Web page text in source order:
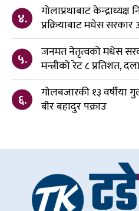
४.
गोलाप्रथाबाट
प्रक्रियाबाट मधेस
५.
जनमत नेतृत्वको मधेस
मन्त्रीको रेट ८ प्रतिशत,
६.
गोलबजारकी १३ वर्षीया
बीर बहादुर पक्राउ